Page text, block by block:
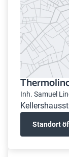
Inh. Samuel
Standort